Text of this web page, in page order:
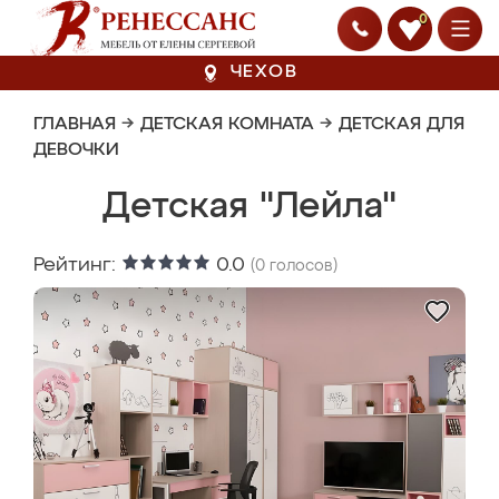
0
ЧЕХОВ
ГЛАВНАЯ → ДЕТСКАЯ КОМНАТА → ДЕТСКАЯ ДЛЯ
ДЕВОЧКИ
Детская "Лейла"
Рейтинг: 0.0 (0 голосов)